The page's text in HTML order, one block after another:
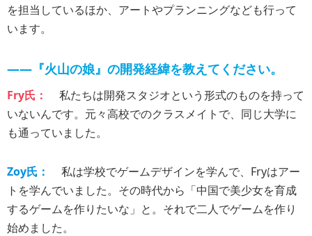
を担当しているほか、アートやプランニングなども行って
います。
――『火山の娘』の開発経緯を教えてください。
Fry氏：
私たちは開発スタジオという形式のものを持って
いないんです。元々高校でのクラスメイトで、同じ大学に
も通っていました。
Zoy氏：
私は学校でゲームデザインを学んで、Fryはアー
トを学んでいました。その時代から「中国で美少女を育成
するゲームを作りたいな」と。それで二人でゲームを作り
始めました。